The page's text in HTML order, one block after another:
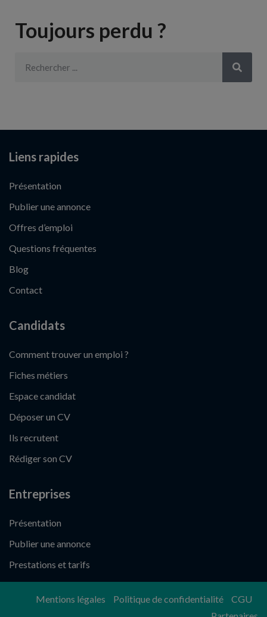
Toujours perdu ?
Liens rapides
Présentation
Publier une annonce
Offres d’emploi
Questions fréquentes
Blog
Contact
Candidats
Comment trouver un emploi ?
Fiches métiers
Espace candidat
Déposer un CV
Ils recrutent
Rédiger son CV
Entreprises
Présentation
Publier une annonce
Prestations et tarifs
Mentions légales Politique de confidentialité
CGU